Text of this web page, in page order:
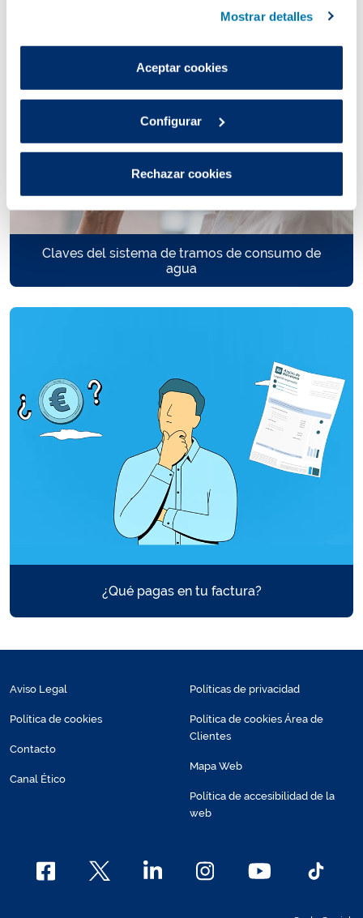
son indispensables para que el sitio web funcione y que
por tanto no se pueden desactivar.
Puedes consultar más información en nuestra
Mostrar detalles
Aceptar cookies
Configurar
Rechazar cookies
Claves del sistema de tramos de consumo de
agua
¿Qué pagas en tu factura?
Aviso Legal
Política de cookies
Contacto
Canal Ético
Políticas de privacidad
Política de cookies Área de
Clientes
Mapa Web
Política de accesibilidad de la
web